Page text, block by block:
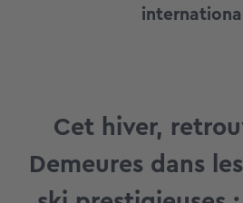
Cet hiver,
Demeures dans